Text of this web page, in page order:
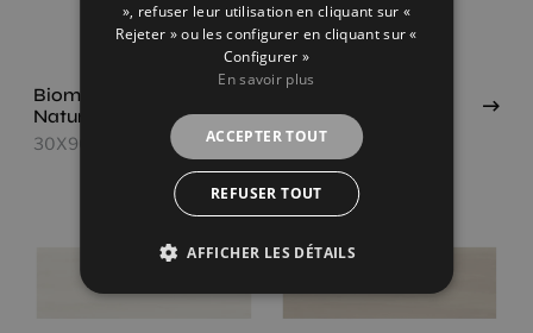
Biomim Concept
Natural
30X90
Biomim Concept
Sand
30X90
», refuser leur utilisation en cliquant sur «
Rejeter » ou les configurer en cliquant sur «
Configurer »
En savoir plus
ACCEPTER TOUT
REFUSER TOUT
AFFICHER LES DÉTAILS